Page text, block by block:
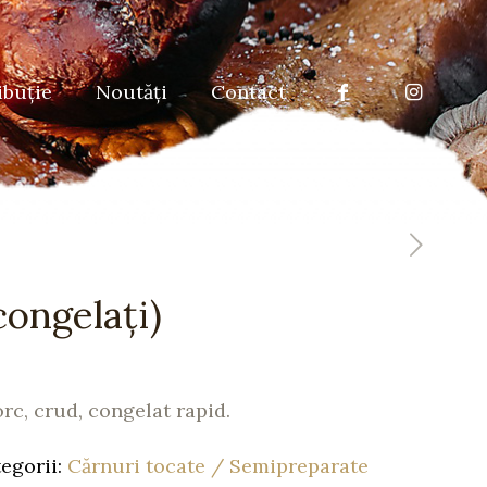
Noutăţi Contact
crud, congelat rapid.
Cărnuri tocate / Semipreparate